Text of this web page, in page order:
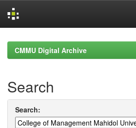
navigationCMMU Digital Archive
Search
Search: